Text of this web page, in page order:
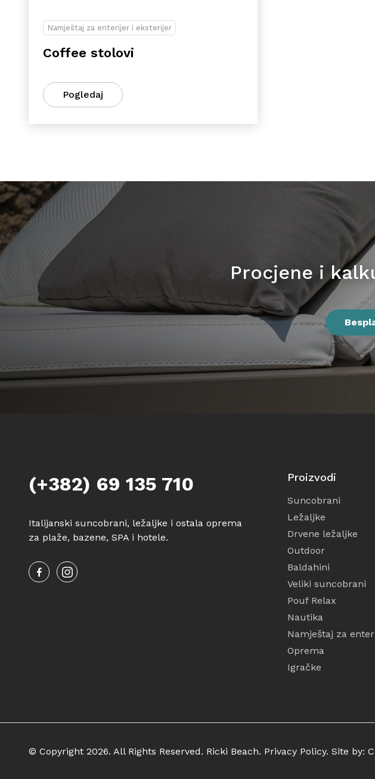
Namještaj za enterijer i eksterijer
Coffee stolovi
Pogledaj
Procjene i
(+382) 69 135 710
Italijanski suncobrani, ležaljke i ostala oprema
za plaže, bazene, SPA i hotele.
Proizvodi
Suncobrani
Ležaljke
Drvene ležaljke
Outdoor
Baldahini
Veliki suncobrani
Pouf Relax
Nautika
Namještaj za
Oprema
Igračke
© Copyright 2026. All Rights Reserved. Ricki Beach. Privacy Policy. Site by: